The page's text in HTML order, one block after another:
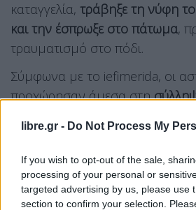
libre.gr - Do Not Process My
If you wish to opt-out of the sale,
processing of your personal or
targeted advertising by us, please use
section to confirm your selection.
καταγγελία, τράβηξε τη νύφη
και την έσπρωξε στο πάτωμα,
τραυματισμό στο πόδι.
Σύμφωνα με το iefimerida, οι
προχώρησαν άμεσα στη
ενδοοικογενειακή σωματική
ωστόσο, απάντησε με μήνυση
ισχυριζόμενος ότι εκείνη του
τηλέφωνο στο πρόσωπο.